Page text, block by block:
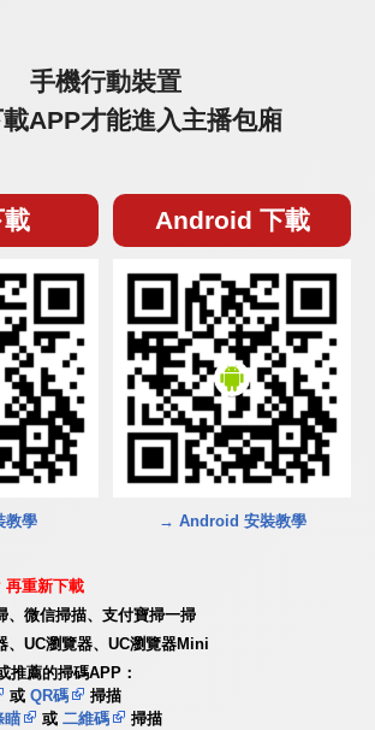
手機行動裝置
APP才能進入主播包廂
教學
Android 下載
→ Android 安裝教學
再重新下載
、微信掃描、支付寶掃一掃
、UC瀏覽器、UC瀏覽器Mini
推薦的掃碼APP：
或QR碼
掃描
瞄 或二維碼
掃描